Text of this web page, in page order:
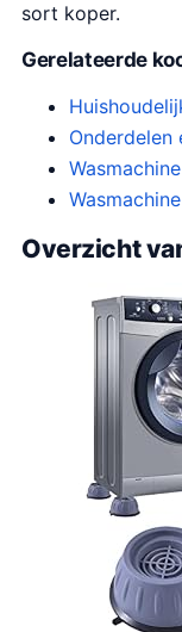
sort koper.
Gerelateerde
Overzicht